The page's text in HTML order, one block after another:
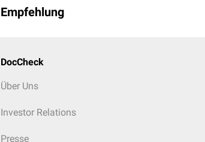
Empfehlung
DocCheck
Über Uns
Investor Relations
Presse